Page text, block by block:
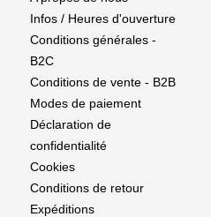
Infos / Heures d'ouverture
Conditions générales -
B2C
Conditions de vente - B2B
Modes de paiement
Déclaration de
confidentialité
Cookies
Conditions de retour
Expéditions